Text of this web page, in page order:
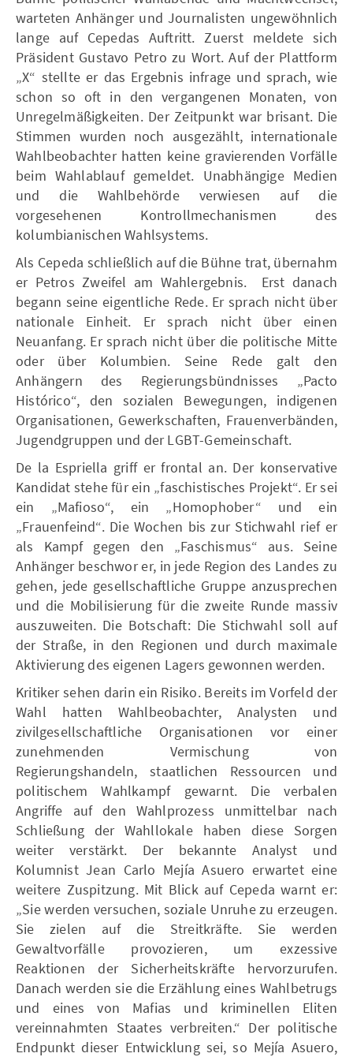
warteten Anhänger und Journalisten ungewöhnlich
lange auf Cepedas Auftritt. Zuerst meldete sich
Präsident Gustavo Petro zu Wort. Auf der Plattform
„X“ stellte er das Ergebnis infrage und sprach, wie
schon so oft in den vergangenen Monaten, von
Unregelmäßigkeiten. Der Zeitpunkt war brisant. Die
Stimmen wurden noch ausgezählt, internationale
Wahlbeobachter hatten keine gravierenden Vorfälle
beim Wahlablauf gemeldet. Unabhängige Medien
und die Wahlbehörde verwiesen auf die
vorgesehenen Kontrollmechanismen des
kolumbianischen Wahlsystems.
Als Cepeda schließlich auf die Bühne trat, übernahm
er Petros Zweifel am Wahlergebnis. Erst danach
begann seine eigentliche Rede. Er sprach nicht über
nationale Einheit. Er sprach nicht über einen
Neuanfang. Er sprach nicht über die politische Mitte
oder über Kolumbien. Seine Rede galt den
Anhängern des Regierungsbündnisses „Pacto
Histórico“, den sozialen Bewegungen, indigenen
Organisationen, Gewerkschaften, Frauenverbänden,
Jugendgruppen und der LGBT-Gemeinschaft.
De la Espriella griff er frontal an. Der konservative
Kandidat stehe für ein „faschistisches Projekt“. Er sei
ein „Mafioso“, ein „Homophober“ und ein
„Frauenfeind“. Die Wochen bis zur Stichwahl rief er
als Kampf gegen den „Faschismus“ aus. Seine
Anhänger beschwor er, in jede Region des Landes zu
gehen, jede gesellschaftliche Gruppe anzusprechen
und die Mobilisierung für die zweite Runde massiv
auszuweiten. Die Botschaft: Die Stichwahl soll auf
der Straße, in den Regionen und durch maximale
Aktivierung des eigenen Lagers gewonnen werden.
Kritiker sehen darin ein Risiko. Bereits im Vorfeld der
Wahl hatten Wahlbeobachter, Analysten und
zivilgesellschaftliche Organisationen vor einer
zunehmenden Vermischung von
Regierungshandeln, staatlichen Ressourcen und
politischem Wahlkampf gewarnt. Die verbalen
Angriffe auf den Wahlprozess unmittelbar nach
Schließung der Wahllokale haben diese Sorgen
weiter verstärkt. Der bekannte Analyst und
Kolumnist Jean Carlo Mejía Asuero erwartet eine
weitere Zuspitzung. Mit Blick auf Cepeda warnt er:
„Sie werden versuchen, soziale Unruhe zu erzeugen.
Sie zielen auf die Streitkräfte. Sie werden
Gewaltvorfälle provozieren, um exzessive
Reaktionen der Sicherheitskräfte hervorzurufen.
Danach werden sie die Erzählung eines Wahlbetrugs
und eines von Mafias und kriminellen Eliten
vereinnahmten Staates verbreiten.“ Der politische
Endpunkt dieser Entwicklung sei, so Mejía Asuero,